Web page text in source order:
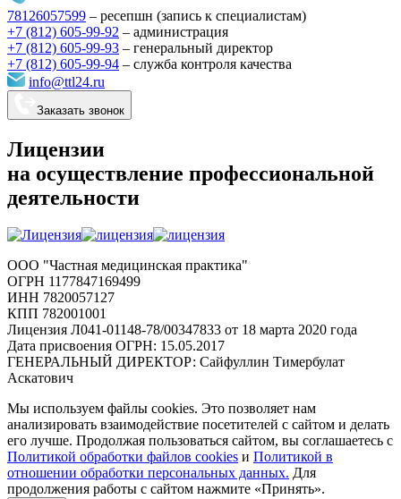
78126057599 – ресепшн (запись к специалистам)
+7 (812) 605-99-92 – администрация
+7 (812) 605-99-93 – генеральный директор
+7 (812) 605-99-94 – служба контроля качества
info@ttl24.ru
Заказать звонок
Лицензии
на осуществление профессиональной
деятельности
ООО "Частная медицинская практика"
ОГРН 1177847169499
ИНН 7820057127
КПП 782001001
Лицензия Л041-01148-78/00347833 от 18 марта 2020 года
Дата присвоения ОГРН: 15.05.2017
ГЕНЕРАЛЬНЫЙ ДИРЕКТОР: Сайфуллин Тимербулат
Аскатович
Мы используем файлы cookies. Это позволяет нам
анализировать взаимодействие посетителей с сайтом и делать
его лучше. Продолжая пользоваться сайтом, вы соглашаетесь с
Политикой обработки файлов cookies и Политикой в
отношении обработки персональных данных. Для
продолжения работы с сайтом нажмите «Принять».